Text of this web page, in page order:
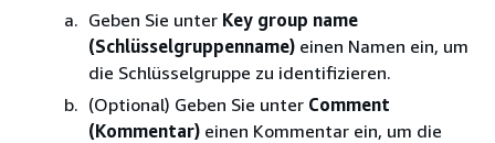
Geben Sie unter Key group name
(Schlüsselgruppenname) einen Namen ein, um
die Schlüsselgruppe zu identifizieren.
(Optional) Geben Sie unter Comment
(Kommentar) einen Kommentar ein, um die